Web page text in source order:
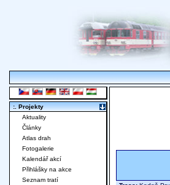
:. Projekty
Aktuality
Články
Atlas drah
Fotogalerie
Kalendář akcí
Přihlášky na akce
Seznam tratí